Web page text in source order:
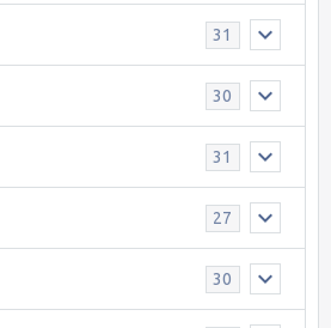
31
30
31
27
30